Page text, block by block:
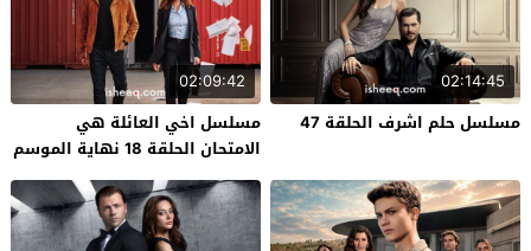
02:14:45
مسلسل حلم اشرف الحلقة 47
02:09:42
مسلسل اخي العائلة هي
الامتحان الحلقة 18 نهاية الموسم